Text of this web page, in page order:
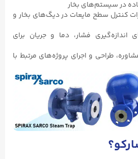
در سیستم‌های بخار
کنترل سطح مایعات در دیگ‌های بخار و
اندازه‌گیری فشار، دما و جریان برای
طراحی و اجرای پروژه‌های مرتبط با